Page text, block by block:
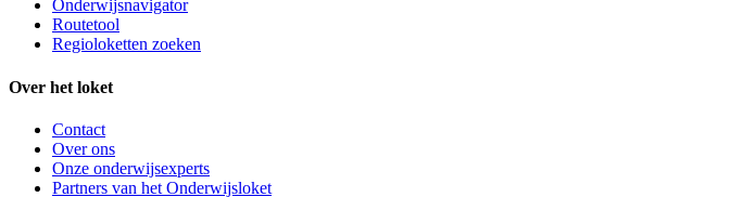
Onderwijsnavigator
Routetool
Regioloketten zoeken
Over het loket
Contact
Over ons
Onze onderwijsexperts
Partners van het Onderwijsloket